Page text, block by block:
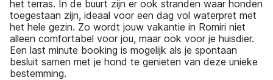
het terras. In de buurt zijn er ook stranden waar honden
toegestaan zijn, ideaal voor een dag vol waterpret met
het hele gezin. Zo wordt jouw vakantie in Romiri niet
alleen comfortabel voor jou, maar ook voor je huisdier.
Een last minute booking is mogelijk als je spontaan
besluit samen met je hond te genieten van deze unieke
bestemming.